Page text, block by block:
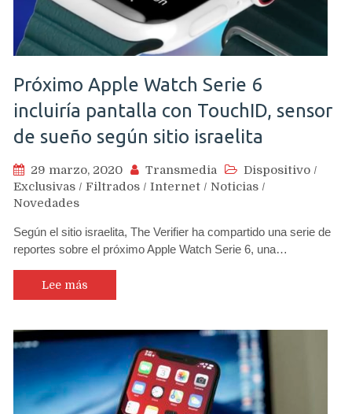
Próximo Apple Watch Serie 6
incluiría pantalla con TouchID, sensor
de sueño según sitio israelita
29 marzo, 2020 Transmedia Dispositivo /
Exclusivas / Filtrados / Internet / Noticias /
Novedades
Según el sitio israelita, The Verifier ha compartido una serie de
reportes sobre el próximo Apple Watch Serie 6, una…
Lee más